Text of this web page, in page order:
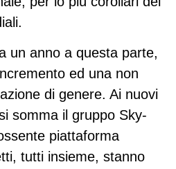
un anno a questa parte,
ed una non
di genere. Ai nuovi
somma il gruppo Sky-
piattaforma
tutti insieme, stanno